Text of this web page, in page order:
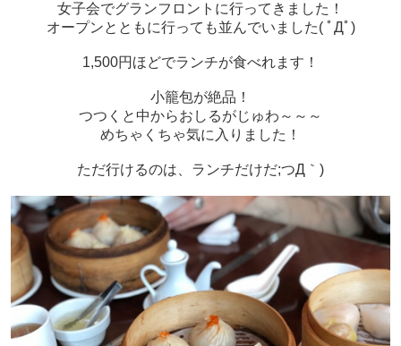
女子会でグランフロントに行ってきました！
オープンとともに行っても並んでいました( ﾟДﾟ)
1,500円ほどでランチが食べれます！
小籠包が絶品！
つつくと中からおしるがじゅわ～～～
めちゃくちゃ気に入りました！
ただ行けるのは、ランチだけだ;つД｀)